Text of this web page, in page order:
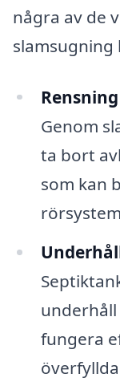
några av de
slamsugning
Genom
ta bort
som kan
fungera